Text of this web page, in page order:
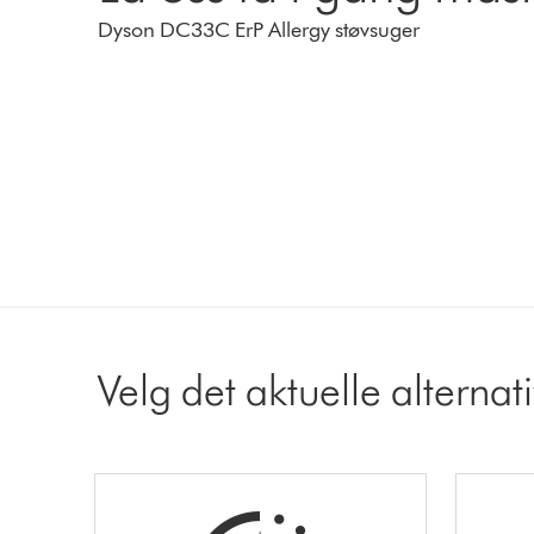
Dyson DC33C ErP Allergy støvsuger
Velg det aktuelle